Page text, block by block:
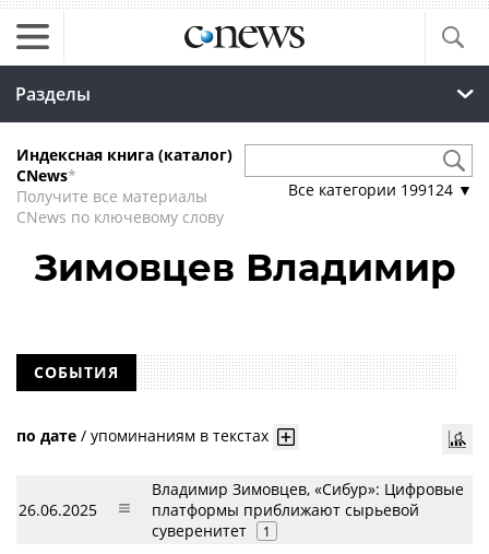
Разделы
Индексная книга (каталог)
CNews*
Получите все материалы
CNews по ключевому слову
Все категории 199124 ▼
Зимовцев Владимир
СОБЫТИЯ
по дате / упоминаниям в текстах
26.06.2025
Владимир Зимовцев, «Сибур»: Цифровые
платформы приближают сырьевой
суверенитет
1